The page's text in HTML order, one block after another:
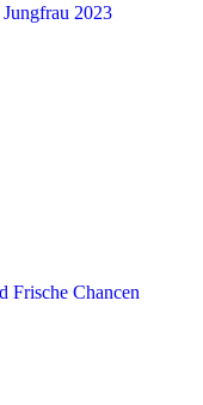
2023
Fri­sche Chancen